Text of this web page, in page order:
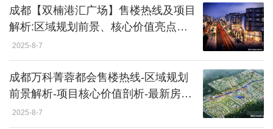
成都【双楠港汇广场】售楼热线及项目
解析:区域规划前景、核心价值亮点及
最新房价资讯
2025-8-7
成都万科菁蓉都会售楼热线-区域规划
前景解析-项目核心价值剖析-最新房价
及优惠资讯
2025-8-7